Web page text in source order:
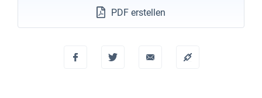
PDF erstellen